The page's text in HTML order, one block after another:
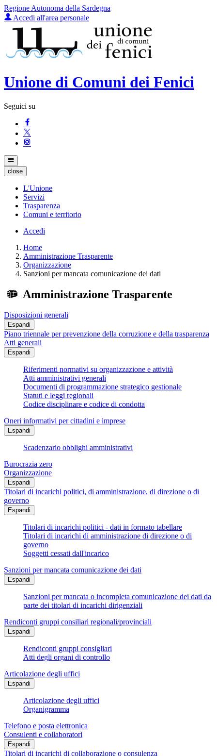
Regione Autonoma della Sardegna
Accedi all'area personale
Unione di Comuni dei Fenici
Seguici su
close
L'Unione
Servizi
Trasparenza
Comuni e territorio
Accedi
Home
Amministrazione Trasparente
Organizzazione
Sanzioni per mancata comunicazione dei dati
Amministrazione Trasparente
Disposizioni generali
Espandi
Piano triennale per prevenzione della corruzione e della trasparenza
Atti generali
Espandi
Riferimenti normativi su organizzazione e attività
Atti amministrativi generali
Documenti di programmazione strategico gestionale
Statuti e leggi regionali
Codice disciplinare e codice di condotta
Oneri informativi per cittadini e imprese
Espandi
Scadenzario obblighi amministrativi
Burocrazia zero
Organizzazione
Espandi
Titolari di incarichi politici, di amministrazione, di direzione o di
governo
Espandi
Titolari di incarichi politici - dati in formato tabellare
Titolari di incarichi di amministrazione di direzione o di
governo
Soggetti cessati dall'incarico
Sanzioni per mancata comunicazione dei dati
Espandi
Sanzioni per mancata o incompleta comunicazione dei dati da
parte dei titolari di incarichi dirigenziali
Rendiconti gruppi consiliari regionali/provinciali
Espandi
Rendiconti gruppi consigliari
Atti degli organi di controllo
Articolazione degli uffici
Espandi
Articolazione degli uffici
Organigramma
Telefono e posta elettronica
Consulenti e collaboratori
Espandi
Titolari di incarichi di collaborazione o consulenza